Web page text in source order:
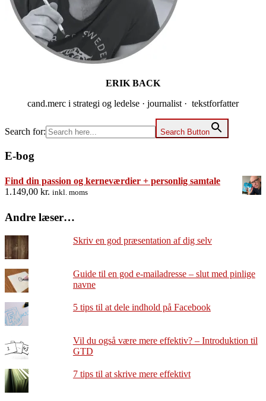
ERIK BACK
cand.merc i strategi og ledelse · journalist · tekstforfatter
Search for: Search Button
E-bog
Find din passion og kerneværdier + personlig samtale
1.149,00 kr. inkl. moms
Andre læser…
Skriv en god præsentation af dig selv
Guide til en god e-mailadresse – slut med pinlige
navne
5 tips til at dele indhold på Facebook
Vil du også være mere effektiv? – Introduktion til
GTD
7 tips til at skrive mere effektivt